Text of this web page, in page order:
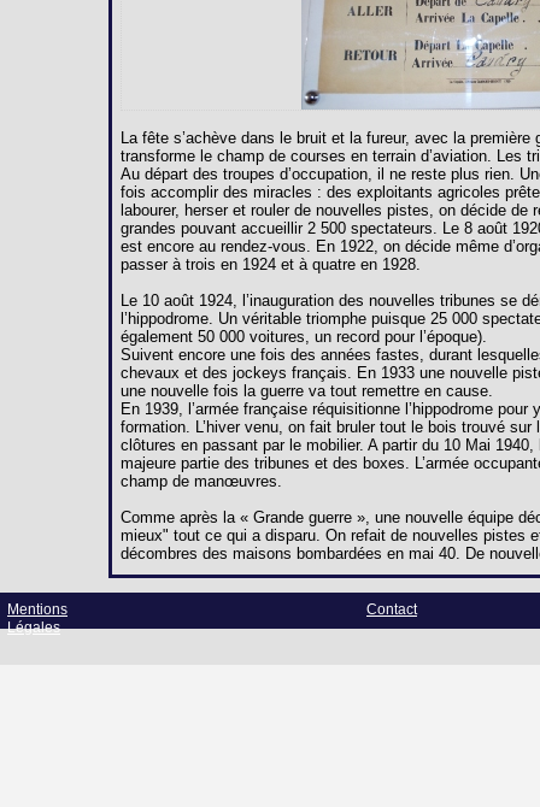
La fête s’achève dans le bruit et la fureur, avec la première
transforme le champ de courses en terrain d’aviation. Les
Au départ des troupes d’occupation, il ne reste plus rien.
fois accomplir des miracles : des exploitants agricoles
labourer, herser et rouler de nouvelles pistes, on décide de
grandes pouvant accueillir 2 500 spectateurs. Le 8 août
est encore au rendez-vous. En 1922, on décide même
passer à trois en 1924 et à quatre en 1928.
Le 10 août 1924, l’inauguration des nouvelles tribunes se
l’hippodrome. Un véritable triomphe puisque 25 000
également 50 000 voitures, un record pour l’époque).
Suivent encore une fois des années fastes, durant
chevaux et des jockeys français. En 1933 une nouvelle
une nouvelle fois la guerre va tout remettre en cause.
En 1939, l’armée française réquisitionne l’hippodrome
formation. L’hiver venu, on fait bruler tout le bois trouvé
clôtures en passant par le mobilier. A partir du 10 Mai
majeure partie des tribunes et des boxes. L’armée
champ de manœuvres.
Comme après la « Grande guerre », une nouvelle équipe
mieux" tout ce qui a disparu. On refait de nouvelles pistes
décombres des maisons bombardées en mai 40. De
Mentions
Légales
Contact